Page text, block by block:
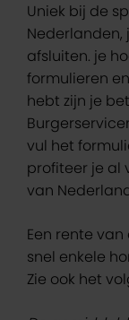
Uniek bij de
Nederlanden,
afsluiten. je
formulieren
hebt zijn je
vul het
profiteer je al
van
Een rente
snel enkele
Zie ook het